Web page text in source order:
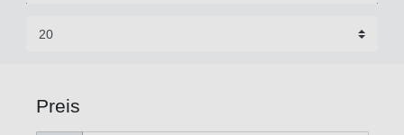
Preis